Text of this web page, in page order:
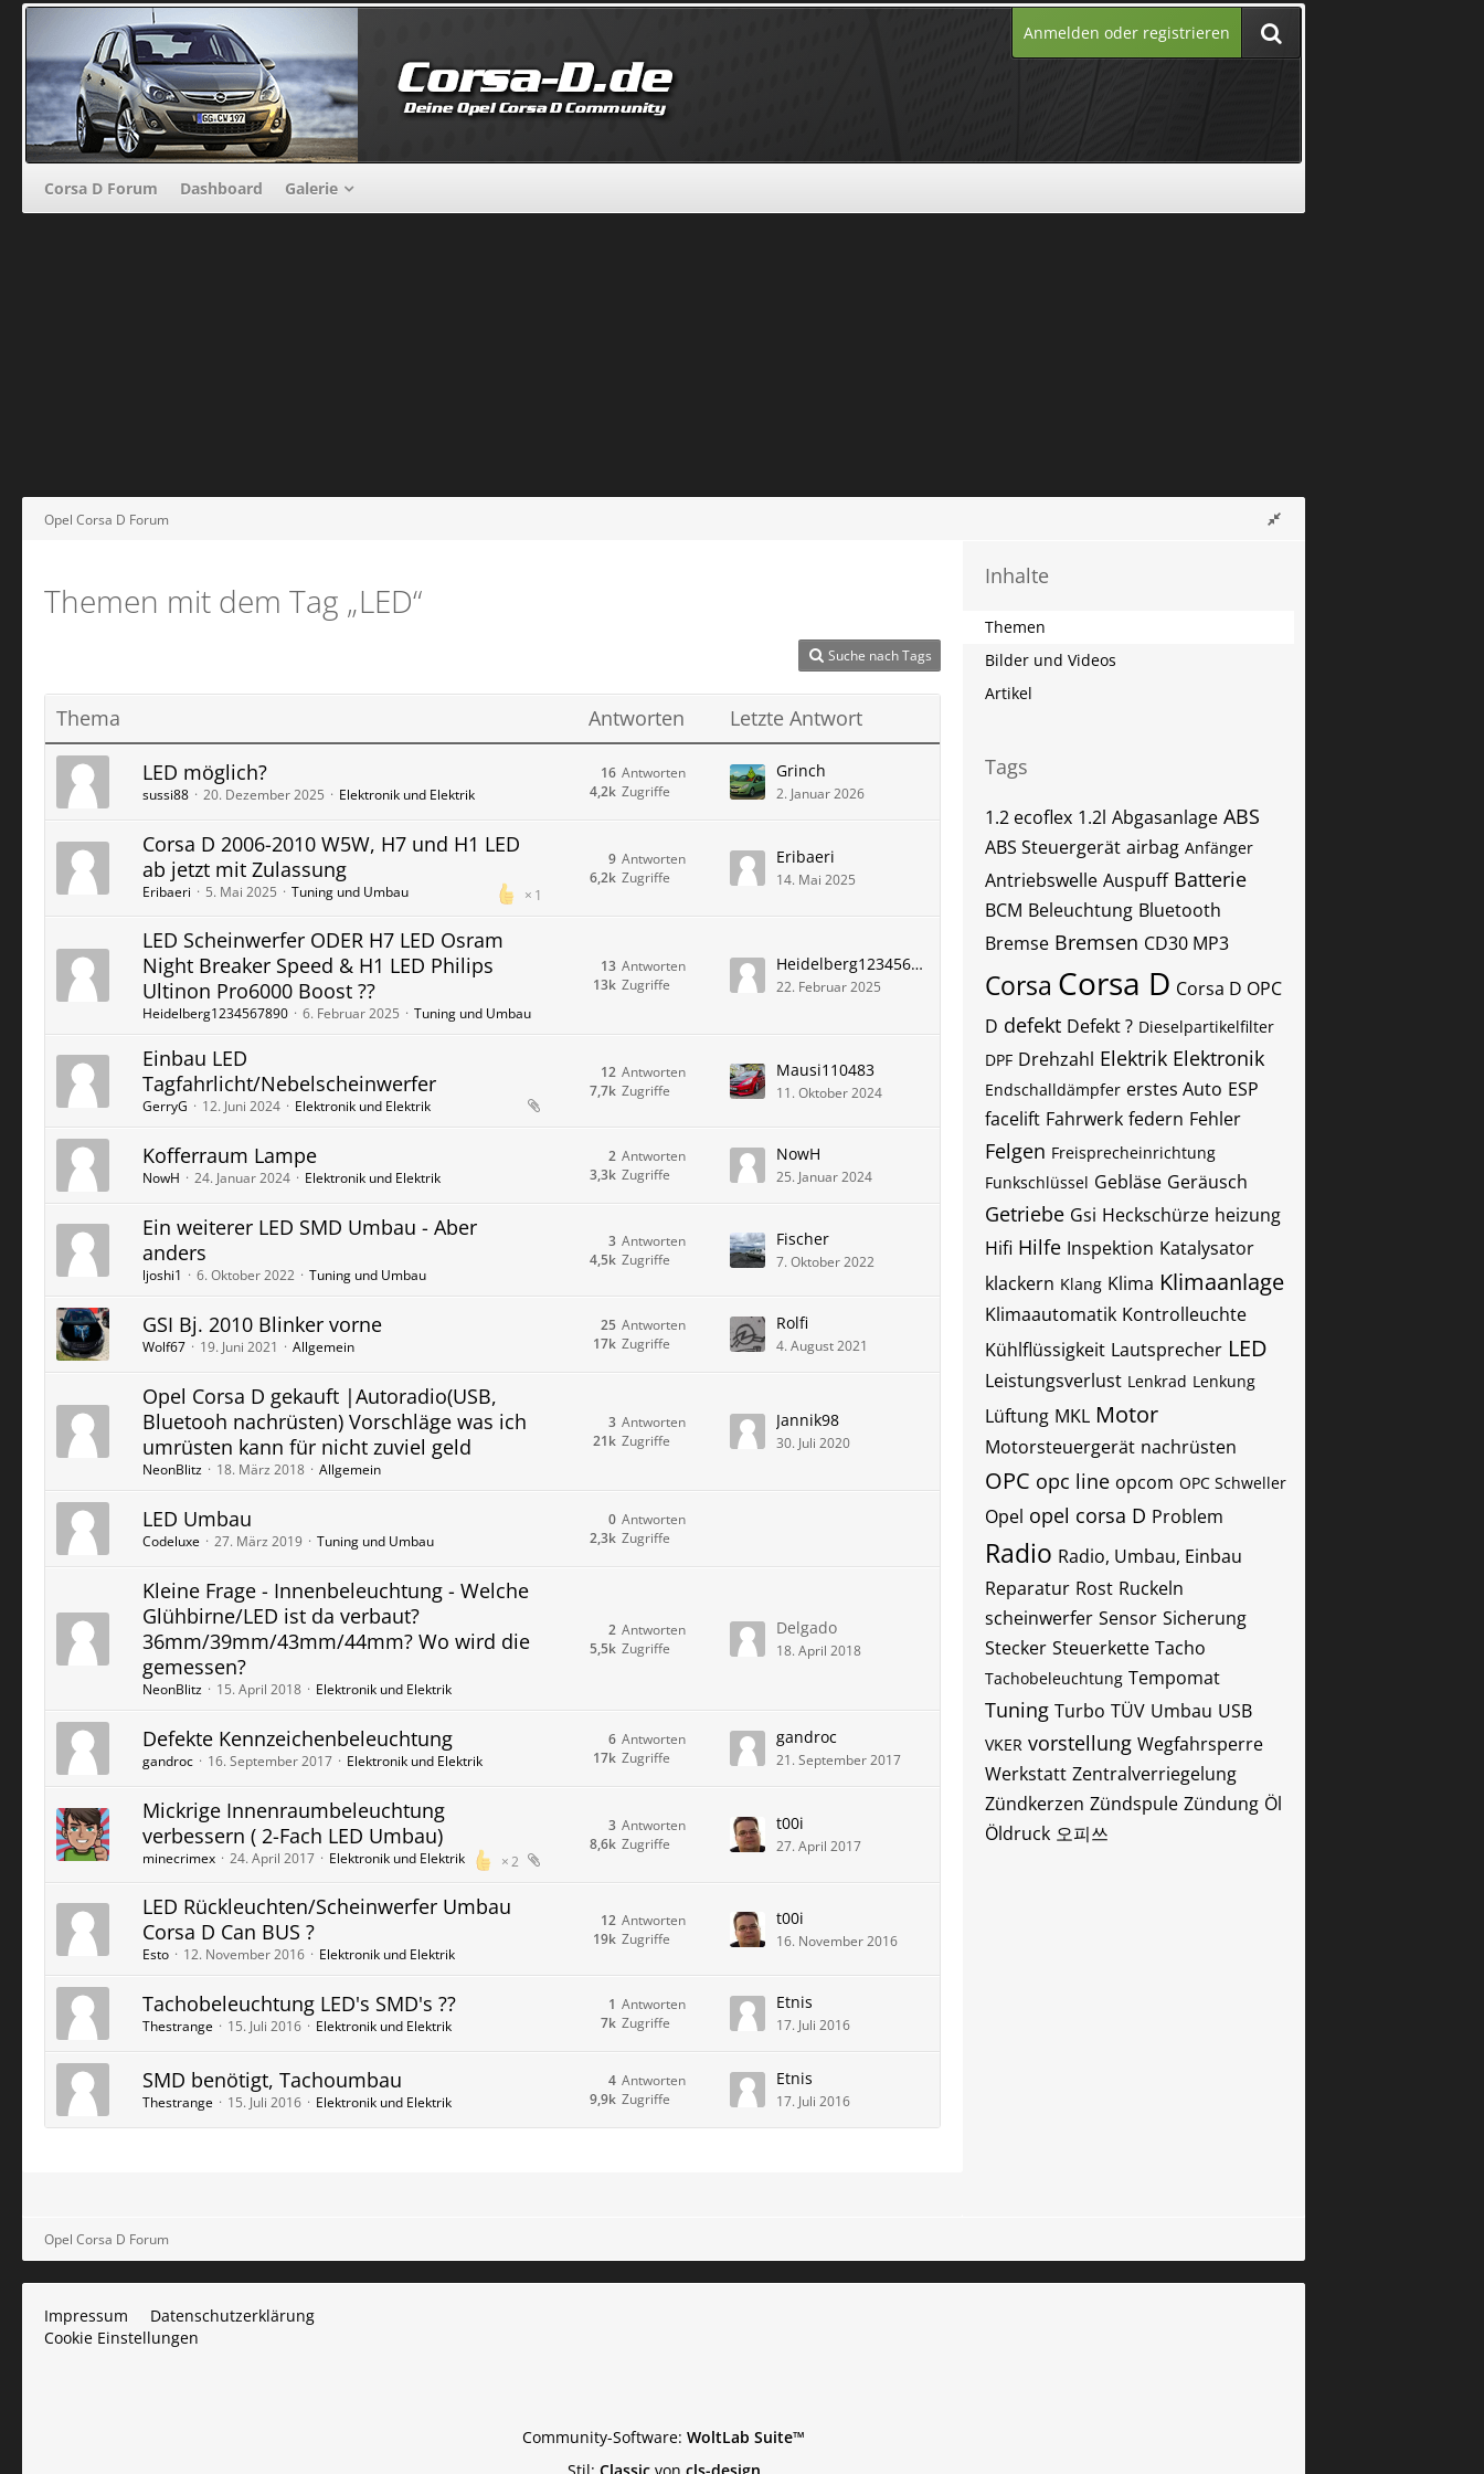
Anmelden oder registrieren
Corsa D Forum Dashboard Galerie
Opel Corsa D Forum
Themen mit dem Tag „LED“
Suche nach Tags
Thema Antworten Letzte Antwort
LED möglich?
sussi88 20. Dezember 2025 Elektronik und Elektrik
Antworten
16
Zugriffe
4,2k
Grinch
2. Januar 2026
Corsa D 2006-2010 W5W, H7 und H1 LED
ab jetzt mit Zulassung
1
Eribaeri 5. Mai 2025 Tuning und Umbau
Antworten
9
Zugriffe
6,2k
Eribaeri
14. Mai 2025
LED Scheinwerfer ODER H7 LED Osram
Night Breaker Speed & H1 LED Philips
Ultinon Pro6000 Boost ??
Heidelberg1234567890 6. Februar 2025 Tuning und Umbau
Antworten
13
Zugriffe
13k
Heidelberg1234567890
22. Februar 2025
Einbau LED
Tagfahrlicht/Nebelscheinwerfer
GerryG 12. Juni 2024 Elektronik und Elektrik
Antworten
12
Zugriffe
7,7k
Mausi110483
11. Oktober 2024
Kofferraum Lampe
NowH 24. Januar 2024 Elektronik und Elektrik
Antworten
2
Zugriffe
3,3k
NowH
25. Januar 2024
Ein weiterer LED SMD Umbau - Aber
anders
ljoshi1 6. Oktober 2022 Tuning und Umbau
Antworten
3
Zugriffe
4,5k
Fischer
7. Oktober 2022
GSI Bj. 2010 Blinker vorne
Wolf67 19. Juni 2021 Allgemein
Antworten
25
Zugriffe
17k
Rolfi
4. August 2021
Opel Corsa D gekauft |Autoradio(USB,
Bluetooh nachrüsten) Vorschläge was ich
umrüsten kann für nicht zuviel geld
NeonBlitz 18. März 2018 Allgemein
Antworten
3
Zugriffe
21k
Jannik98
30. Juli 2020
LED Umbau
Codeluxe 27. März 2019 Tuning und Umbau
Antworten
0
Zugriffe
2,3k
Kleine Frage - Innenbeleuchtung - Welche
Glühbirne/LED ist da verbaut?
36mm/39mm/43mm/44mm? Wo wird die
gemessen?
NeonBlitz 15. April 2018 Elektronik und Elektrik
Antworten
2
Zugriffe
5,5k
Delgado
18. April 2018
Defekte Kennzeichenbeleuchtung
gandroc 16. September 2017 Elektronik und Elektrik
Antworten
6
Zugriffe
17k
gandroc
21. September 2017
Mickrige Innenraumbeleuchtung
verbessern ( 2-Fach LED Umbau)
2
minecrimex 24. April 2017 Elektronik und Elektrik
Antworten
3
Zugriffe
8,6k
t00i
27. April 2017
LED Rückleuchten/Scheinwerfer Umbau
Corsa D Can BUS ?
Esto 12. November 2016 Elektronik und Elektrik
Antworten
12
Zugriffe
19k
t00i
16. November 2016
Tachobeleuchtung LED's SMD's ??
Thestrange 15. Juli 2016 Elektronik und Elektrik
Antworten
1
Zugriffe
7k
Etnis
17. Juli 2016
SMD benötigt, Tachoumbau
Thestrange 15. Juli 2016 Elektronik und Elektrik
Antworten
4
Zugriffe
9,9k
Etnis
17. Juli 2016
Inhalte
Themen
Bilder und Videos
Artikel
Tags
1.2 ecoflex 1.2l Abgasanlage ABS
ABS Steuergerät airbag Anfänger
Antriebswelle Auspuff Batterie
BCM Beleuchtung Bluetooth
Bremse Bremsen CD30 MP3
Corsa Corsa D Corsa D OPC
D defekt Defekt ? Dieselpartikelfilter
DPF Drehzahl Elektrik Elektronik
Endschalldämpfer erstes Auto ESP
facelift Fahrwerk federn Fehler
Felgen Freisprecheinrichtung
Funkschlüssel Gebläse Geräusch
Getriebe Gsi Heckschürze heizung
Hifi Hilfe Inspektion Katalysator
klackern Klang Klima Klimaanlage
Klimaautomatik Kontrolleuchte
Kühlflüssigkeit Lautsprecher LED
Leistungsverlust Lenkrad Lenkung
Lüftung MKL Motor
Motorsteuergerät nachrüsten
OPC opc line opcom OPC Schweller
Opel opel corsa D Problem
Radio Radio, Umbau, Einbau
Reparatur Rost Ruckeln
scheinwerfer Sensor Sicherung
Stecker Steuerkette Tacho
Tachobeleuchtung Tempomat
Tuning Turbo TÜV Umbau USB
VKER vorstellung Wegfahrsperre
Werkstatt Zentralverriegelung
Zündkerzen Zündspule Zündung Öl
Öldruck 오피쓰
Opel Corsa D Forum
Impressum
Datenschutzerklärung
Cookie Einstellungen
Community-Software: WoltLab Suite™